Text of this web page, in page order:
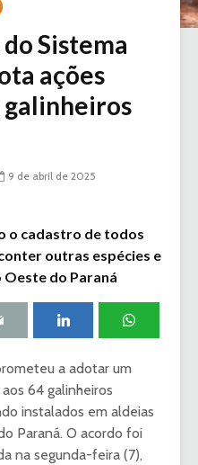
Sistema
ações
9 de abril de 2025
o cadastro de todos
outras espécies e
do Paraná
a adotar um
64 galinheiros
instalados em aldeias
Paraná. O acordo foi
na segunda-feira (7),